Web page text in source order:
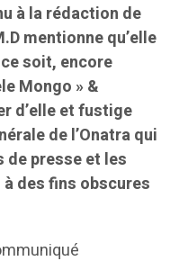
à la rédaction de
mentionne qu’elle
soit, encore
Mongo » &
d’elle et fustige
de l’Onatra qui
presse et les
des fins obscures